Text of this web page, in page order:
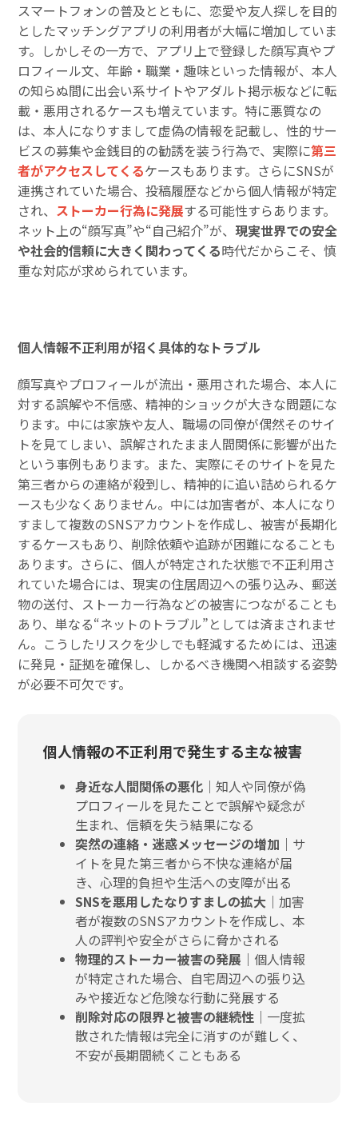
スマートフォンの普及とともに、恋愛や友人探しを目的
としたマッチングアプリの利用者が大幅に増加していま
す。しかしその一方で、アプリ上で登録した顔写真やプ
ロフィール文、年齢・職業・趣味といった情報が、本人
の知らぬ間に出会い系サイトやアダルト掲示板などに転
載・悪用されるケースも増えています。特に悪質なの
は、本人になりすまして虚偽の情報を記載し、性的サー
ビスの募集や金銭目的の勧誘を装う行為で、実際に第三
者がアクセスしてくるケースもあります。さらにSNSが
連携されていた場合、投稿履歴などから個人情報が特定
され、 ストーカー行為に発展する可能性すらあります。
ネット上の“顔写真”や“自己紹介”が、現実世界での安全
や社会的信頼に大きく関わってくる時代だからこそ、慎
重な対応が求められています。
個人情報不正利用が招く具体的なトラブル
顔写真やプロフィールが流出・悪用された場合、本人に
対する誤解や不信感、精神的ショックが大きな問題にな
ります。中には家族や友人、職場の同僚が偶然そのサイ
トを見てしまい、誤解されたまま人間関係に影響が出た
という事例もあります。また、実際にそのサイトを見た
第三者からの連絡が殺到し、精神的に追い詰められるケ
ースも少なくありません。中には加害者が、本人になり
すまして複数のSNSアカウントを作成し、被害が長期化
するケースもあり、削除依頼や追跡が困難になることも
あります。さらに、個人が特定された状態で不正利用さ
れていた場合には、現実の住居周辺への張り込み、郵送
物の送付、ストーカー行為などの被害につながることも
あり、単なる“ネットのトラブル”としては済まされませ
ん。こうしたリスクを少しでも軽減するためには、迅速
に発見・証拠を確保し、しかるべき機関へ相談する姿勢
が必要不可欠です。
個人情報の不正利用で発生する主な被害
身近な人間関係の悪化｜知人や同僚が偽
プロフィールを見たことで誤解や疑念が
生まれ、信頼を失う結果になる
突然の連絡・迷惑メッセージの増加｜ サ
イトを見た第三者から不快な連絡が届
き、心理的負担や生活への支障が出る
SNSを悪用したなりすましの拡大｜加害
者が複数のSNSアカウントを作成し、本
人の評判や安全がさらに脅かされる
物理的ストーカー被害の発展｜ 個人情報
が特定された場合、自宅周辺への張り込
みや接近など危険な行動に発展する
削除対応の限界と被害の継続性｜ 一度拡
散された情報は完全に消すのが難しく、
不安が長期間続くこともある